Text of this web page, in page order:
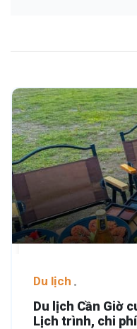
Du lịch
Du lịch Cần Giờ
Lịch trình, chi